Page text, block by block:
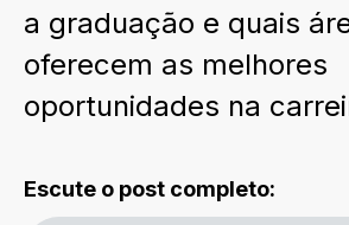
a graduação e quais
oferecem as melhores
oportunidades na
Escute o post completo: